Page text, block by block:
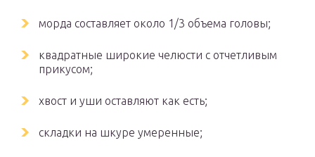
морда составляет около 1/3 объема головы;
квадратные широкие челюсти с отчетливым
прикусом;
хвост и уши оставляют как есть;
складки на шкуре умеренные;